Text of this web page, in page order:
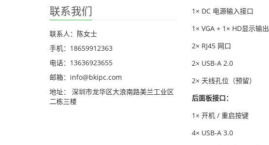
1× DC 电源输入接口
1× VGA + 1× HD显示输出
2× RJ45 网口
2× USB-A 2.0
2× 天线孔位（预留）
后面板接口：
1× 开机 / 重启按键
4× USB-A 3.0
联系我们
联系人：陈女士
手机：18659912363
电话：13636923655
邮箱：info@bkipc.com
地址： 深圳市龙华区大浪南路美兰工业区
二栋三楼